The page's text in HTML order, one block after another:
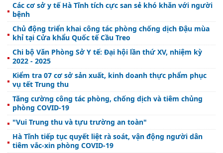
Các cơ sở y tế Hà Tĩnh tích cực san sẻ khó khăn với người
bệnh
Chủ động triển khai công tác phòng chống dịch Đậu mùa
khỉ tại Cửa khẩu Quốc tế Cầu Treo
Chi bộ Văn Phòng Sở Y tế: Đại hội lần thứ XV, nhiệm kỳ
2022 - 2025
Kiểm tra 07 cơ sở sản xuất, kinh doanh thực phẩm phục
vụ tết Trung thu
Tăng cường công tác phòng, chống dịch và tiêm chủng
phòng COVID-19
"Vui Trung thu và tựu trường an toàn"
Hà Tĩnh tiếp tục quyết liệt rà soát, vận động người dân
tiêm vắc-xin phòng COVID-19